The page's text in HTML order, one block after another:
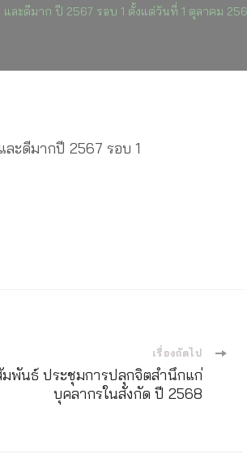
ละดีมาก ปี 2567 รอบ 1 ตั้งแต่วันที่ 1 ตุลาคม
ะดีมากปี 2567 รอบ 1
เรื่องถัดไป
พันธ์ ประชุมการปลุกจิตสำนึกแก่
บุคลากรในสังกัด ปี 2568